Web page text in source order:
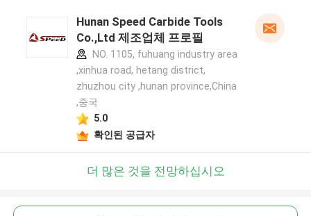
Hunan Speed Carbide Tools
Co.,Ltd 제조업체 프로필
NO. 1105, fuhuang industry area
,xinhua road, hetang district,
zhuzhou city ,hunan province,China
,중국
5.0
확인된 공급자
더 많은 것을 전망하십시오